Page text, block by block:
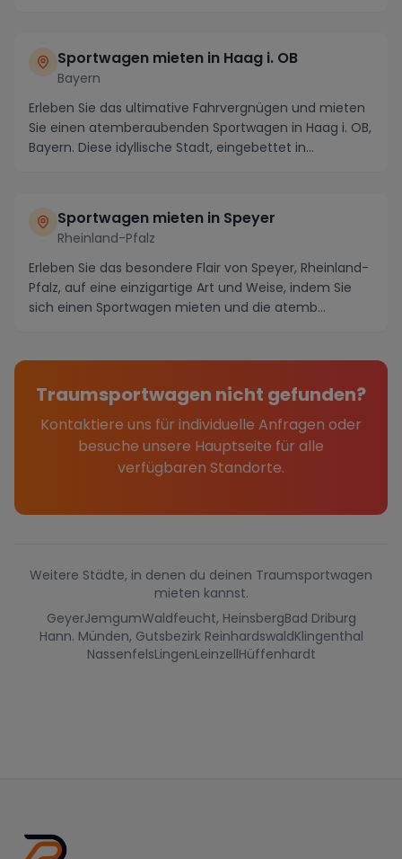
Sportwagen mieten in Haag i. OB
Bayern
Erleben Sie das ultimative Fahrvergnügen und mieten
Sie einen atemberaubenden Sportwagen in Haag i. OB,
Bayern. Diese idyllische Stadt, eingebettet in...
Sportwagen mieten in Speyer
Rheinland-Pfalz
Erleben Sie das besondere Flair von Speyer, Rheinland-
Pfalz, auf eine einzigartige Art und Weise, indem Sie
sich einen Sportwagen mieten und die atemb...
Traumsportwagen nicht gefunden?
Kontaktiere uns für individuelle Anfragen oder
besuche unsere Hauptseite für alle
verfügbaren Standorte.
Weitere Städte, in denen du deinen Traumsportwagen
mieten kannst.
GeyerJemgumWaldfeucht, HeinsbergBad Driburg
Hann. Münden, Gutsbezirk ReinhardswaldKlingenthal
NassenfelsLingenLeinzellHüffenhardt